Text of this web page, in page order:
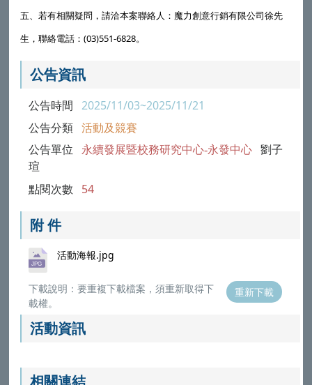
五、若有相關疑問，請洽本案聯絡人：魔力創意行銷有限公司徐先
生，聯絡電話：(03)551-6828。
公告資訊
公告時間 2025/11/03~2025/11/21
公告分類 活動及競賽
公告單位 永續發展暨校務研究中心-永發中心
劉子
瑄
點閱次數 54
附 件
活動海報.jpg
下載說明：要重複下載檔案，須重新取得下
載權。
重新下載
活動資訊
相關連結